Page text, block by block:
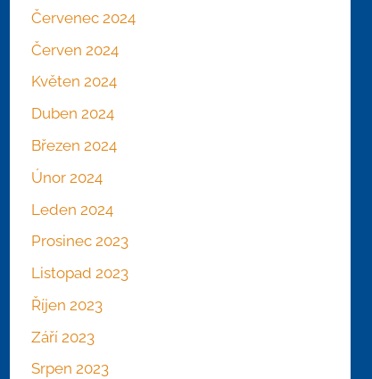
Červenec 2024
Červen 2024
Květen 2024
Duben 2024
Březen 2024
Únor 2024
Leden 2024
Prosinec 2023
Listopad 2023
Říjen 2023
Září 2023
Srpen 2023